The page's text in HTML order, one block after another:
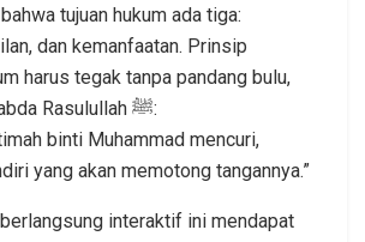
tujuan hukum ada tiga:
dan kemanfaatan. Prinsip
harus tegak tanpa pandang bulu,
sebagaimana sabda Rasulullah ﷺ:
binti Muhammad mencuri,
yang akan memotong tangannya.”
interaktif ini mendapat